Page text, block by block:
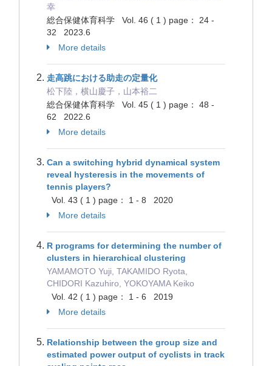
幸
総合保健体育科学 Vol. 46 ( 1 ) page： 24 -
32 2023.6
More details
走高跳における助走の定量化
松下陸，横山慶子，山本裕二
総合保健体育科学 Vol. 45 ( 1 ) page： 48 -
62 2022.6
More details
Can a switching hybrid dynamical system
reveal hysteresis in the movements of
tennis players?
Vol. 43 ( 1 ) page： 1 - 8 2020
More details
R programs for determining the number of
clusters in hierarchical clustering
YAMAMOTO Yuji, TAKAMIDO Ryota,
CHIDORI Kazuhiro, YOKOYAMA Keiko
Vol. 42 ( 1 ) page： 1 - 6 2019
More details
Relationship between the group size and
estimated power output of cyclists in track